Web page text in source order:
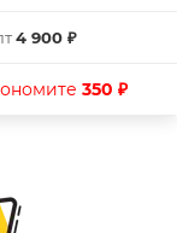
4 900 ₽
350 ₽